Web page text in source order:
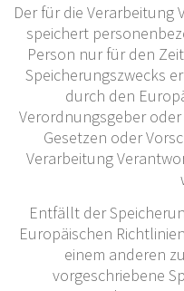
Der für die
speichert
Person nur für den
Speicherungszwecks
durch den
Verordnungsgeber
Gesetzen oder
Verarbeitung
Entfällt der
Europäischen
einem anderen
vorgeschriebene